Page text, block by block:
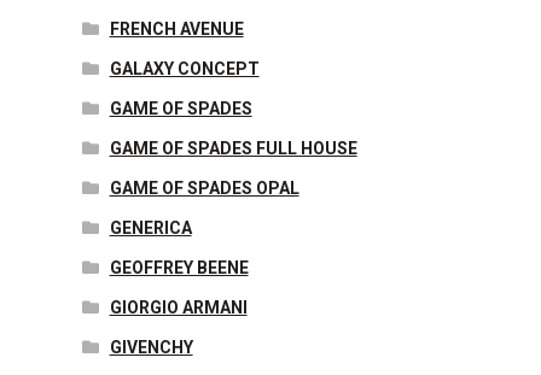
FRENCH AVENUE
GALAXY CONCEPT
GAME OF SPADES
GAME OF SPADES FULL HOUSE
GAME OF SPADES OPAL
GENERICA
GEOFFREY BEENE
GIORGIO ARMANI
GIVENCHY